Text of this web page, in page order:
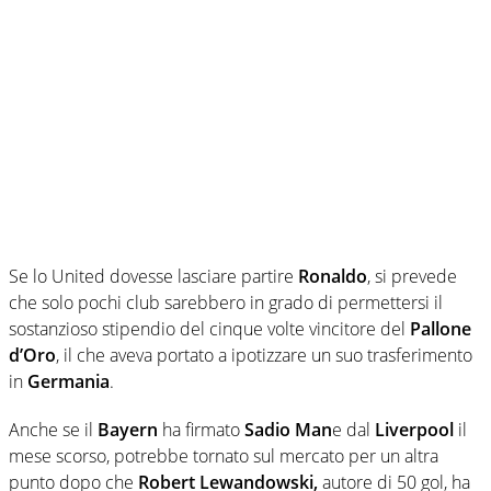
Se lo United dovesse lasciare partire Ronaldo, si prevede
che solo pochi club sarebbero in grado di permettersi il
sostanzioso stipendio del cinque volte vincitore del Pallone
d’Oro, il che aveva portato a ipotizzare un suo trasferimento
in Germania.
Anche se il Bayern ha firmatoSadio Mane dal Liverpool il
mese scorso, potrebbe tornato sul mercato per un altra
punto dopo che Robert Lewandowski,autore di 50 gol, ha